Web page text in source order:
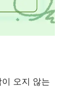
오지 않는